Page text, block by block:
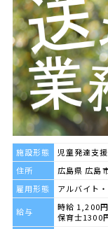
施設形態
児童発達支
住所
広島県 広島
雇用形態
アルバイト
給与
時給 1,200
保育士1300